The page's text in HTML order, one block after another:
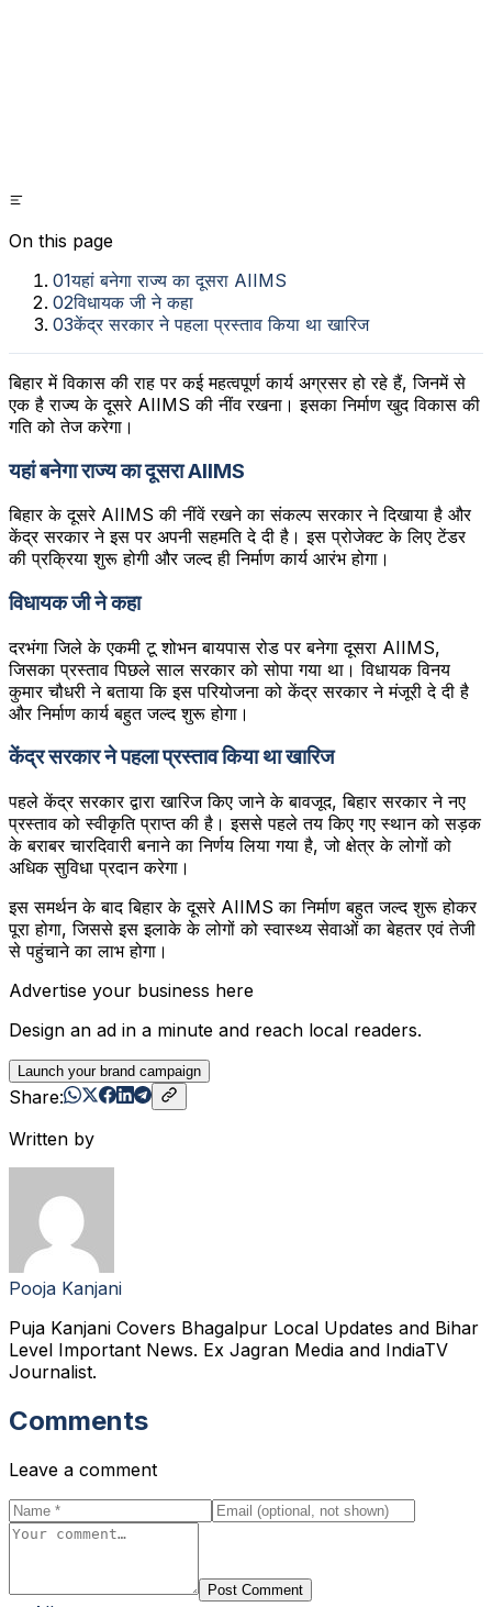
On this page
01यहां बनेगा राज्य का दूसरा AIIMS
02विधायक जी ने कहा
03केंद्र सरकार ने पहला प्रस्ताव किया था खारिज
बिहार में विकास की राह पर कई महत्वपूर्ण कार्य अग्रसर हो रहे हैं, जिनमें से
एक है राज्य के दूसरे AIIMS की नींव रखना। इसका निर्माण खुद विकास की
गति को तेज करेगा।
यहां बनेगा राज्य का दूसरा AIIMS
बिहार के दूसरे AIIMS की नींवें रखने का संकल्प सरकार ने दिखाया है और
केंद्र सरकार ने इस पर अपनी सहमति दे दी है। इस प्रोजेक्ट के लिए टेंडर
की प्रक्रिया शुरू होगी और जल्द ही निर्माण कार्य आरंभ होगा।
विधायक जी ने कहा
दरभंगा जिले के एकमी टू शोभन बायपास रोड पर बनेगा दूसरा AIIMS,
जिसका प्रस्ताव पिछले साल सरकार को सोपा गया था। विधायक विनय
कुमार चौधरी ने बताया कि इस परियोजना को केंद्र सरकार ने मंजूरी दे दी है
और निर्माण कार्य बहुत जल्द शुरू होगा।
केंद्र सरकार ने पहला प्रस्ताव किया था खारिज
पहले केंद्र सरकार द्वारा खारिज किए जाने के बावजूद, बिहार सरकार ने नए
प्रस्ताव को स्वीकृति प्राप्त की है। इससे पहले तय किए गए स्थान को सड़क
के बराबर चारदिवारी बनाने का निर्णय लिया गया है, जो क्षेत्र के लोगों को
अधिक सुविधा प्रदान करेगा।
इस समर्थन के बाद बिहार के दूसरे AIIMS का निर्माण बहुत जल्द शुरू होकर
पूरा होगा, जिससे इस इलाके के लोगों को स्वास्थ्य सेवाओं का बेहतर एवं तेजी
से पहुंचाने का लाभ होगा।
Advertise your business here
Design an ad in a minute and reach local readers.
Launch your brand campaign
Share:
Written by
Pooja Kanjani
Puja Kanjani Covers Bhagalpur Local Updates and Bihar
Level Important News. Ex Jagran Media and IndiaTV
Journalist.
Comments
Leave a comment
Post Comment